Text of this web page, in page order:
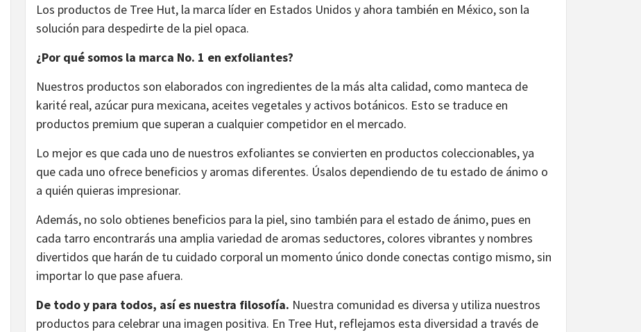
Los productos de Tree Hut, la marca líder en Estados Unidos y ahora también en México, son la
solución para despedirte de la piel opaca.
¿Por qué somos la marca No. 1 en exfoliantes?
Nuestros productos son elaborados con ingredientes de la más alta calidad, como manteca de
karité real, azúcar pura mexicana, aceites vegetales y activos botánicos. Esto se traduce en
productos premium que superan a cualquier competidor en el mercado.
Lo mejor es que cada uno de nuestros exfoliantes se convierten en productos coleccionables, ya
que cada uno ofrece beneficios y aromas diferentes. Úsalos dependiendo de tu estado de ánimo o
a quién quieras impresionar.
Además, no solo obtienes beneficios para la piel, sino también para el estado de ánimo, pues en
cada tarro encontrarás una amplia variedad de aromas seductores, colores vibrantes y nombres
divertidos que harán de tu cuidado corporal un momento único donde conectas contigo mismo, sin
importar lo que pase afuera.
De todo y para todos, así es nuestra filosofía. Nuestra comunidad es diversa y utiliza nuestros
productos para celebrar una imagen positiva. En Tree Hut, reflejamos esta diversidad a través de